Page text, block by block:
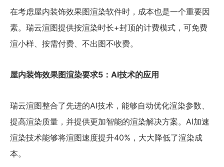
在考虑屋内装饰效果图渲染软件时，成本也是一个重要因
素。瑞云渲图提供按渲染时长+封顶的计费模式，可免费
渲小样、按需付费、不出图不收费。
屋内装饰效果图渲染要求5：AI技术的应用
瑞云渲图整合了先进的AI技术，能够自动优化渲染参数、
提高渲染质量，并提供更加智能的渲染解决方案。AI加速
渲染技术能够将渲图速度提升40%，大大降低了渲染成
本。